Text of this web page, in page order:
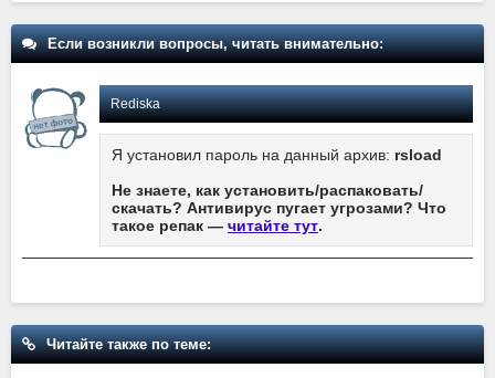
Если возникли вопросы, читать внимательно:
Rediska
Я установил пароль на данный архив: rsload
Не знаете, как установить/распаковать/
скачать? Антивирус пугает угрозами? Что
такое репак — читайте тут.
Читайте также по теме: